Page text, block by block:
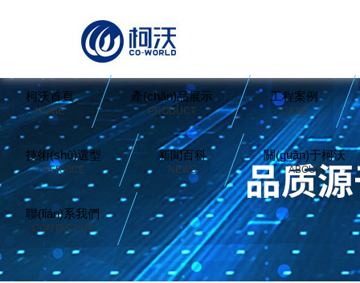
柯沃首頁
HOME
產(chǎn)品展示
PRODUCT
工程案例
CASE
技術(shù)選型
SERVICE
新聞百科
NEWS
關(guān)于柯沃
ABOUT
聯(lián)系我們
CONTACT US